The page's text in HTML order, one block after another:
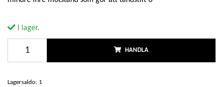
I lager.
HANDLA
Lagersaldo: 1